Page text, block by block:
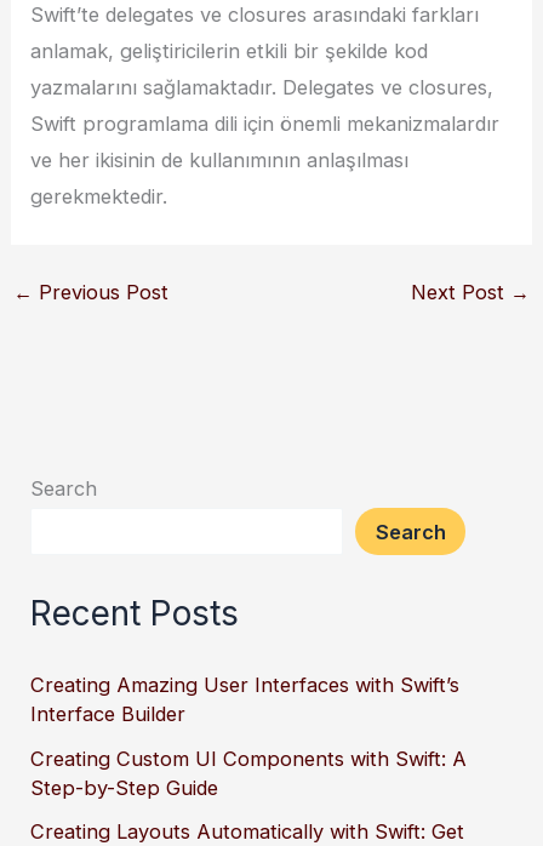
Swift’te delegates ve closures arasındaki farkları
anlamak, geliştiricilerin etkili bir şekilde kod
yazmalarını sağlamaktadır. Delegates ve closures,
Swift programlama dili için önemli mekanizmalardır
ve her ikisinin de kullanımının anlaşılması
gerekmektedir.
← Previous Post Next Post →
Search
Search
Recent Posts
Creating Amazing User Interfaces with Swift’s
Interface Builder
Creating Custom UI Components with Swift: A
Step-by-Step Guide
Creating Layouts Automatically with Swift: Get